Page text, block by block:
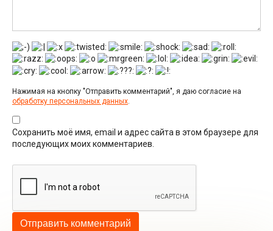
Нажимая на кнопку "Отправить комментарий", я даю согласие на
обработку персональных данных.
Сохранить моё имя, email и адрес сайта в этом браузере для
последующих моих комментариев.